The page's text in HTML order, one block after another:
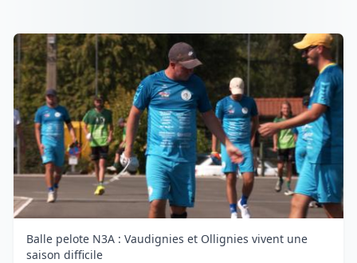
Balle pelote N3A : Vaudignies et Ollignies vivent une
saison difficile